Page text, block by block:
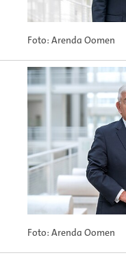
Foto: Arenda Oomen
Foto: Arenda Oomen